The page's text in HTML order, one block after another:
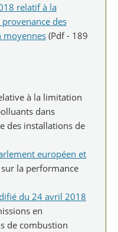
relatif à la
des
moyennes (Pdf - 189
à la limitation
dans
des installations de
européen et
sur la performance
du 24 avril 2018
en
de combustion